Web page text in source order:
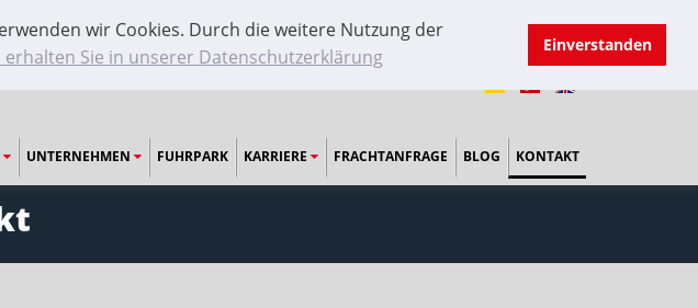
wir Cookies. Durch die weitere Nutzung der
Sie in unserer Datenschutzerklärung
Einverstanden
UNTERNEHMEN FUHRPARK KARRIERE FRACHTANFRAGE BLOG KONTAKT